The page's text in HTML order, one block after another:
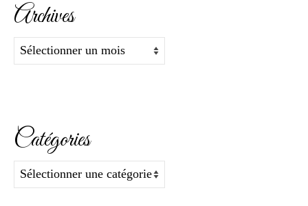
Archives
Archives
Catégories
Catégories